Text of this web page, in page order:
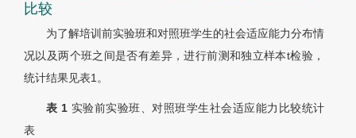
比较
为了解培训前实验班和对照班学生的社会适应能力分布情
况以及两个班之间是否有差异，进行前测和独立样本t检验，
统计结果见表1。
表 1 实验前实验班、对照班学生社会适应能力比较统计
表